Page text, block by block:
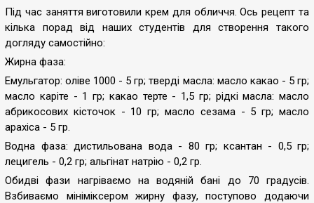
Під час заняття виготовили крем для обличчя. Ось рецепт та
кілька порад від наших студентів для створення такого
догляду самостійно:
Жирна фаза:
Емульгатор: оліве 1000 - 5 гр; тверді масла: масло какао - 5 гр;
масло каріте - 1 гр; какао терте - 1,5 гр; рідкі масла: масло
абрикосових кісточок - 10 гр; масло сезама - 5 гр; масло
арахіса - 5 гр.
Водна фаза: дистильована вода - 80 гр; ксантан - 0,5 гр;
лецигель - 0,2 гр; альгінат натрію - 0,2 гр.
Обидві фази нагріваємо на водяній бані до 70 градусів.
Взбиваємо мініміксером жирну фазу, поступово додаючи